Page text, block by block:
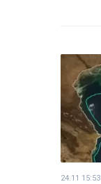
24.11 15:53